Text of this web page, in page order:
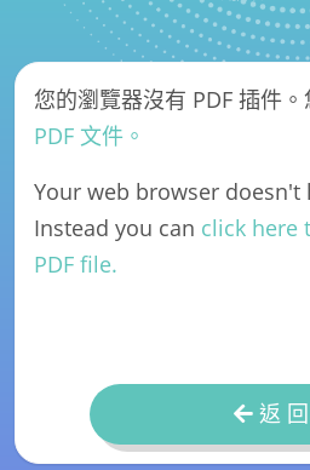
您的瀏覽器沒有 PDF 插件。
PDF 文件。
Your web browser doesn't
Instead you can click here
PDF file.
返 回